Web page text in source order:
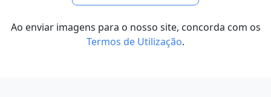
Ao enviar imagens para o nosso site, concorda com os
Termos de Utilização.